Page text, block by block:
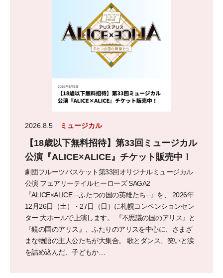
2026.8.5 ミュージカル
【18歳以下無料招待】第33回ミュージカル
公演『ALICE×ALICE』チケット販売中！
劇団フルーツバスケット第33回オリジナルミュージカル
公演 フェアリーテイルヒーローズ SAGA2
『ALICE×ALICE ─ふたつの国の英雄たち─』を、 2026年
12月26日（土）・27日（日）に札幌コンベンションセン
ター 大ホールで上演します。 『不思議の国のアリス』と
『鏡の国のアリス』、ふたりのアリスを中心に、さまざ
まな物語の主人公たちが大集合。 歌とダンス、笑いと涙
を詰め込んだ、子どもか…